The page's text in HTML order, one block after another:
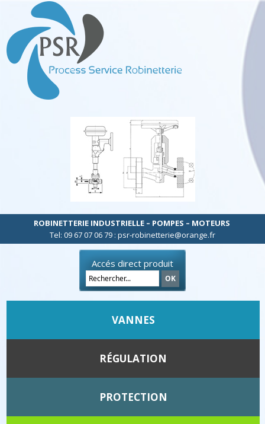
ROBINETTERIE INDUSTRIELLE – POMPES – MOTEURS
Tel: 09 67 07 06 79 : psr-robinetterie@orange.fr
Accés direct produit
VANNES
RÉGULATION
PROTECTION